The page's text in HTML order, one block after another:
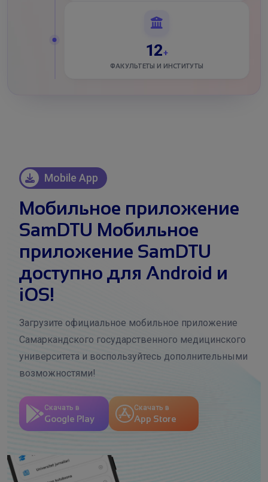
12+
ФАКУЛЬТЕТЫ И ИНСТИТУТЫ
Mobile App
Мобильное приложение
SamDTU Мобильное
приложение SamDTU
доступно для Android и
iOS!
Загрузите официальное мобильное приложение
Самаркандского государственного медицинского
университета и воспользуйтесь дополнительными
возможностями!
Скачать в
Google Play
Скачать в
App Store